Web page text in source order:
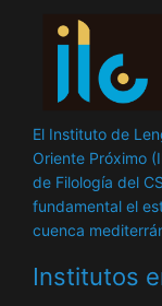
El Instituto de
Oriente Próximo
de Filología del
fundamental el
cuenca
Institutos